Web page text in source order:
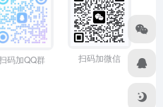
码加QQ群 扫码加微信